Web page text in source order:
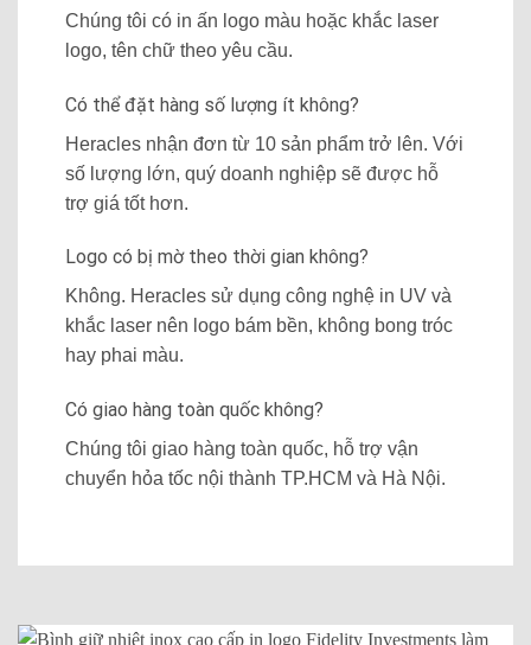
Chúng tôi có in ấn logo màu hoặc khắc laser
logo, tên chữ theo yêu cầu.
Có thể đặt hàng số lượng ít không?
Heracles nhận đơn từ 10 sản phẩm trở lên. Với
số lượng lớn, quý doanh nghiệp sẽ được hỗ
trợ giá tốt hơn.
Logo có bị mờ theo thời gian không?
Không. Heracles sử dụng công nghệ in UV và
khắc laser nên logo bám bền, không bong tróc
hay phai màu.
Có giao hàng toàn quốc không?
Chúng tôi giao hàng toàn quốc, hỗ trợ vận
chuyển hỏa tốc nội thành TP.HCM và Hà Nội.